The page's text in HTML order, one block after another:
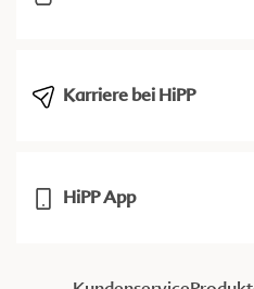
Karriere bei HiPP
HiPP App